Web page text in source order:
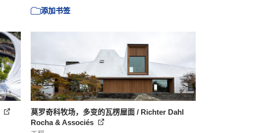
添加书签
莫罗奇科牧场，多变的瓦楞屋面 / Richter Dahl
Rocha & Associés